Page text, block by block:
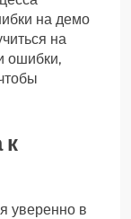
на демо
на
ошибки,
к
уверенно в